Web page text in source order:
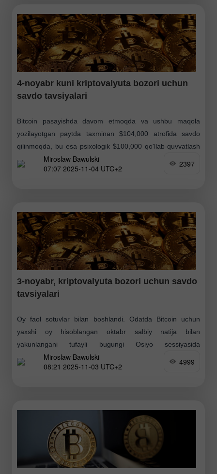
4-noyabr kuni kriptovalyuta bozori uchun
savdo tavsiyalari
Bitcoin pasayishda davom etmoqda va ushbu maqola
yozilayotgan paytda taxminan $104,000 atrofida savdo
qilinmoqda, bu esa psixologik $100,000 qo'llab-quvvatlash
darajasini sinovdan o'tkazish ehtimolini oshiradi. Oy faol
savdolar bilan boshlangani ajablanarli
Miroslaw Bawulski
07:07 2025-11-04 UTC+2
2397
3-noyabr, kriptovalyuta bozori uchun savdo
tavsiyalari
Oy faol sotuvlar bilan boshlandi. Odatda Bitcoin uchun
yaxshi oy hisoblangan oktabr salbiy natija bilan
yakunlangani tufayli bugungi Osiyo sessiyasida
kriptovalyuta bozorida agressiv sotuvlar yuz berdi. Bitcoin
qisqa vaqtga $107,300
Miroslaw Bawulski
08:21 2025-11-03 UTC+2
4999